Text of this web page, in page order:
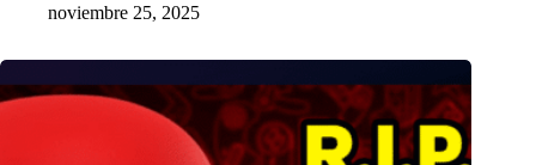
noviembre 25, 2025